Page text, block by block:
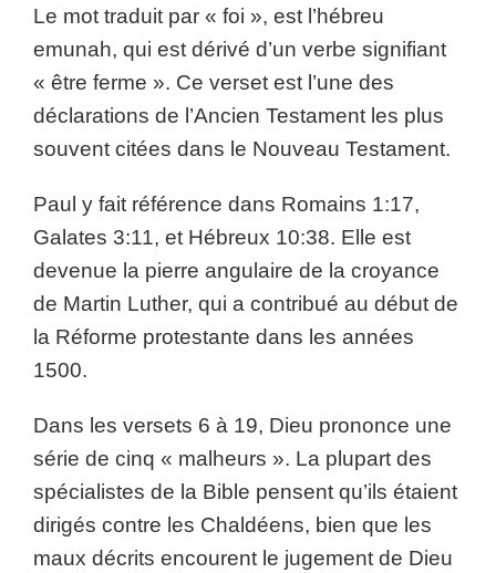
Le mot traduit par « foi », est l’hébreu
emunah, qui est dérivé d’un verbe signifiant
« être ferme ». Ce verset est l’une des
déclarations de l’Ancien Testament les plus
souvent citées dans le Nouveau Testament.
Paul y fait référence dans Romains 1:17,
Galates 3:11, et Hébreux 10:38. Elle est
devenue la pierre angulaire de la croyance
de Martin Luther, qui a contribué au début de
la Réforme protestante dans les années
1500.
Dans les versets 6 à 19, Dieu prononce une
série de cinq « malheurs ». La plupart des
spécialistes de la Bible pensent qu’ils étaient
dirigés contre les Chaldéens, bien que les
maux décrits encourent le jugement de Dieu